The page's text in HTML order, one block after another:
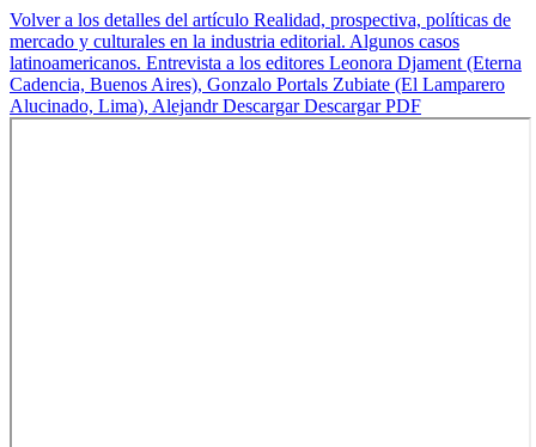
Volver a los detalles del artículo Realidad, prospectiva, políticas de
mercado y culturales en la industria editorial. Algunos casos
latinoamericanos. Entrevista a los editores Leonora Djament (Eterna
Cadencia, Buenos Aires), Gonzalo Portals Zubiate (El Lamparero
Alucinado, Lima), AlejandrDescargarDescargar PDF